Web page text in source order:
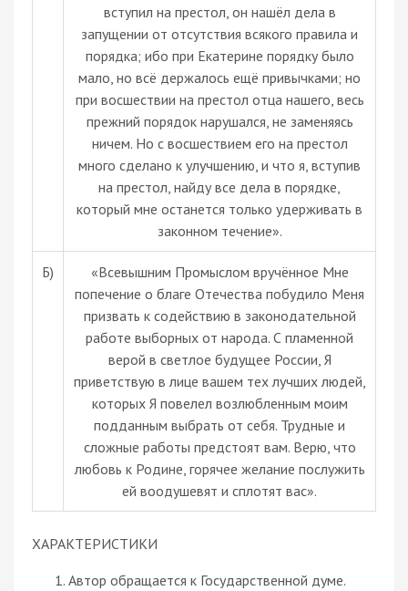
вступил на престол, он нашёл дела в
запущении от отсутствия всякого правила и
порядка; ибо при Екатерине порядку было
мало, но всё держалось ещё привычками; но
при восшествии на престол отца нашего, весь
прежний порядок нарушался, не заменяясь
ничем. Но с восшествием его на престол
много сделано к улучшению, и что я, вступив
на престол, найду все дела в порядке,
который мне останется только удерживать в
законном течение».
Б)
«Всевышним Промыслом вручённое Мне
попечение о благе Отечества побудило Меня
призвать к содействию в законодательной
работе выборных от народа. С пламенной
верой в светлое будущее России, Я
приветствую в лице вашем тех лучших людей,
которых Я повелел возлюбленным моим
подданным выбрать от себя. Трудные и
сложные работы предстоят вам. Верю, что
любовь к Родине, горячее желание послужить
ей воодушевят и сплотят вас».
ХАРАКТЕРИСТИКИ
Автор обращается к Государственной думе.